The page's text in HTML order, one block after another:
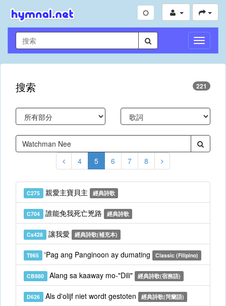
切
換
導
搜索 221
4 5 6 7 8
C275 親愛主寶貝主 經典詩歌
C704 誰能免我死亡兇路 經典詩歌
Cs428 讓我愛 經典詩歌(補充本)
T965 'Pag ang Panginoon ay dumating Classic (Filipino)
CB880 Alang sa kaaway mo-"Dili" 經典詩歌(宿務語)
D626 Als d'olijf niet wordt gestoten 經典詩歌(菏蘭語)